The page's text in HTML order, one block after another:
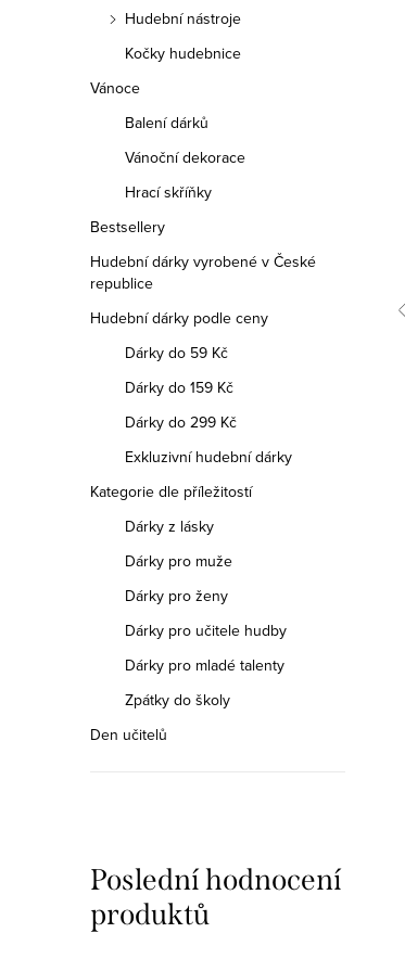
Hudební nástroje
Kočky hudebnice
Vánoce
Balení dárků
Vánoční dekorace
Hrací skříňky
Bestsellery
Hudební dárky vyrobené v České
republice
Hudební dárky podle ceny
Dárky do 59 Kč
Dárky do 159 Kč
Dárky do 299 Kč
Exkluzivní hudební dárky
Kategorie dle příležitostí
Dárky z lásky
Dárky pro muže
Dárky pro ženy
Dárky pro učitele hudby
Dárky pro mladé talenty
Zpátky do školy
Den učitelů
Poslední hodnocení
produktů
Měrná
cena:
59 Kč / 1 ks
DO KOŠÍKU
Jaké vybrat náušnice? Nebojte se jich mít
více. Doplňky a móda? Nemít stylové by
byla škoda. Slušet vám to může venku na
ulici, ve škole i v práci. Neděláme si